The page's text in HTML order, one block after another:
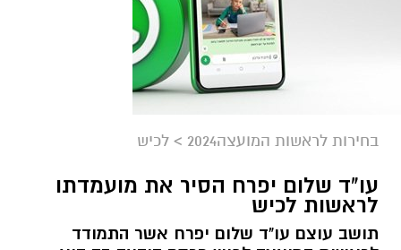
בחירות לראשות המועצה2024 > לכיש
עו"ד שלום יפרח הסיר את מועמדתו
לראשות לכיש
תושב עוצם עו"ד שלום יפרח אשר התמודד